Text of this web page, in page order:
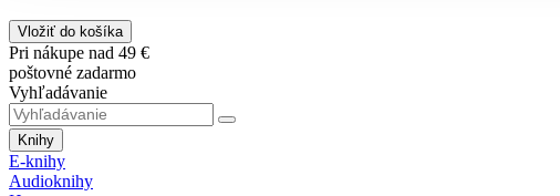
Vložiť do košíka
Pri nákupe nad 49 €
poštovné zadarmo
Vyhľadávanie
Knihy
E-knihy
Audioknihy